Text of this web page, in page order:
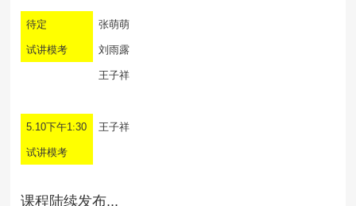
待定 张萌萌
试讲模考 刘雨露
王子祥
5.10下午1 :30 王子祥
试讲模考
课程陆续发布...